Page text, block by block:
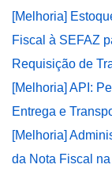
[Melhoria]
Fiscal à SEFAZ
Requisição de
[Melhoria] API:
Entrega e
[Melhoria]
da Nota Fiscal